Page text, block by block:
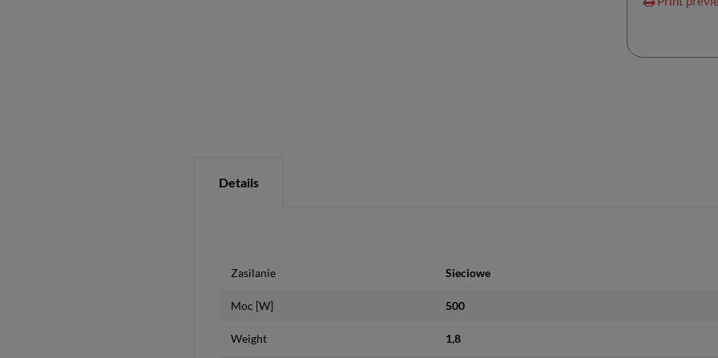
Details
Zasilanie Sieciowe
Moc [W] 500
Weight 1,8